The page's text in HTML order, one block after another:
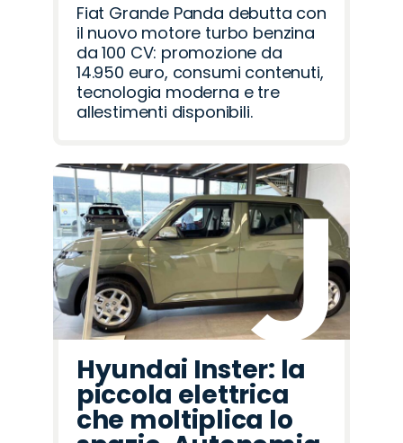
Fiat Grande Panda debutta con
il nuovo motore turbo benzina
da 100 CV: promozione da
14.950 euro, consumi contenuti,
tecnologia moderna e tre
allestimenti disponibili.
Hyundai Inster: la
piccola elettrica
che moltiplica lo